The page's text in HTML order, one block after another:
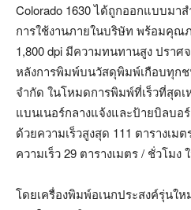
Colorado 1630 ได้ถูกออกแบบมา
การใช้งานภายในบริษัท พร้อมคุณ
1,800 dpi มีความทนทานสูง ปรา
หลังการพิมพ์บนวัสดุพิมพ์เกือบทุก
จำกัด ในโหมดการพิมพ์ที่เร็วที่สุด
แบนเนอร์กลางแจ้งและป้ายบิลบ
ด้วยความเร็วสูงสุด 111 ตารางเม
ความเร็ว 29 ตารางเมตร / ชั่วโม
โดยเครื่องพิมพ์อเนกประสงค์รุ่น